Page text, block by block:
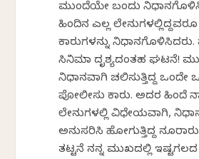
ಮುಂದೆಯೇ ಬಂದು
ಹಿಂದಿನ ಎಲ್ಲ
ಕಾರುಗಳನ್ನು
ಸಿನಿಮಾ ದೃಶ್ಯದಂತಹ ಘಟನೆ!
ನಿಧಾನವಾಗಿ ಚಲಿಸುತ್ತಿದ್ದ ಒಂದೇ
ಪೋಲೀಸು ಕಾರು. ಅದರ ಹಿಂದೆ
ಲೇನುಗಳಲ್ಲಿ ವಿಧೇಯವಾಗಿ,
ಅನುಸರಿಸಿ ಹೋಗುತ್ತಿದ್ದ ನೂರಾರು
ತಟ್ಟನೆ ನನ್ನ ಮುಖದಲ್ಲಿ